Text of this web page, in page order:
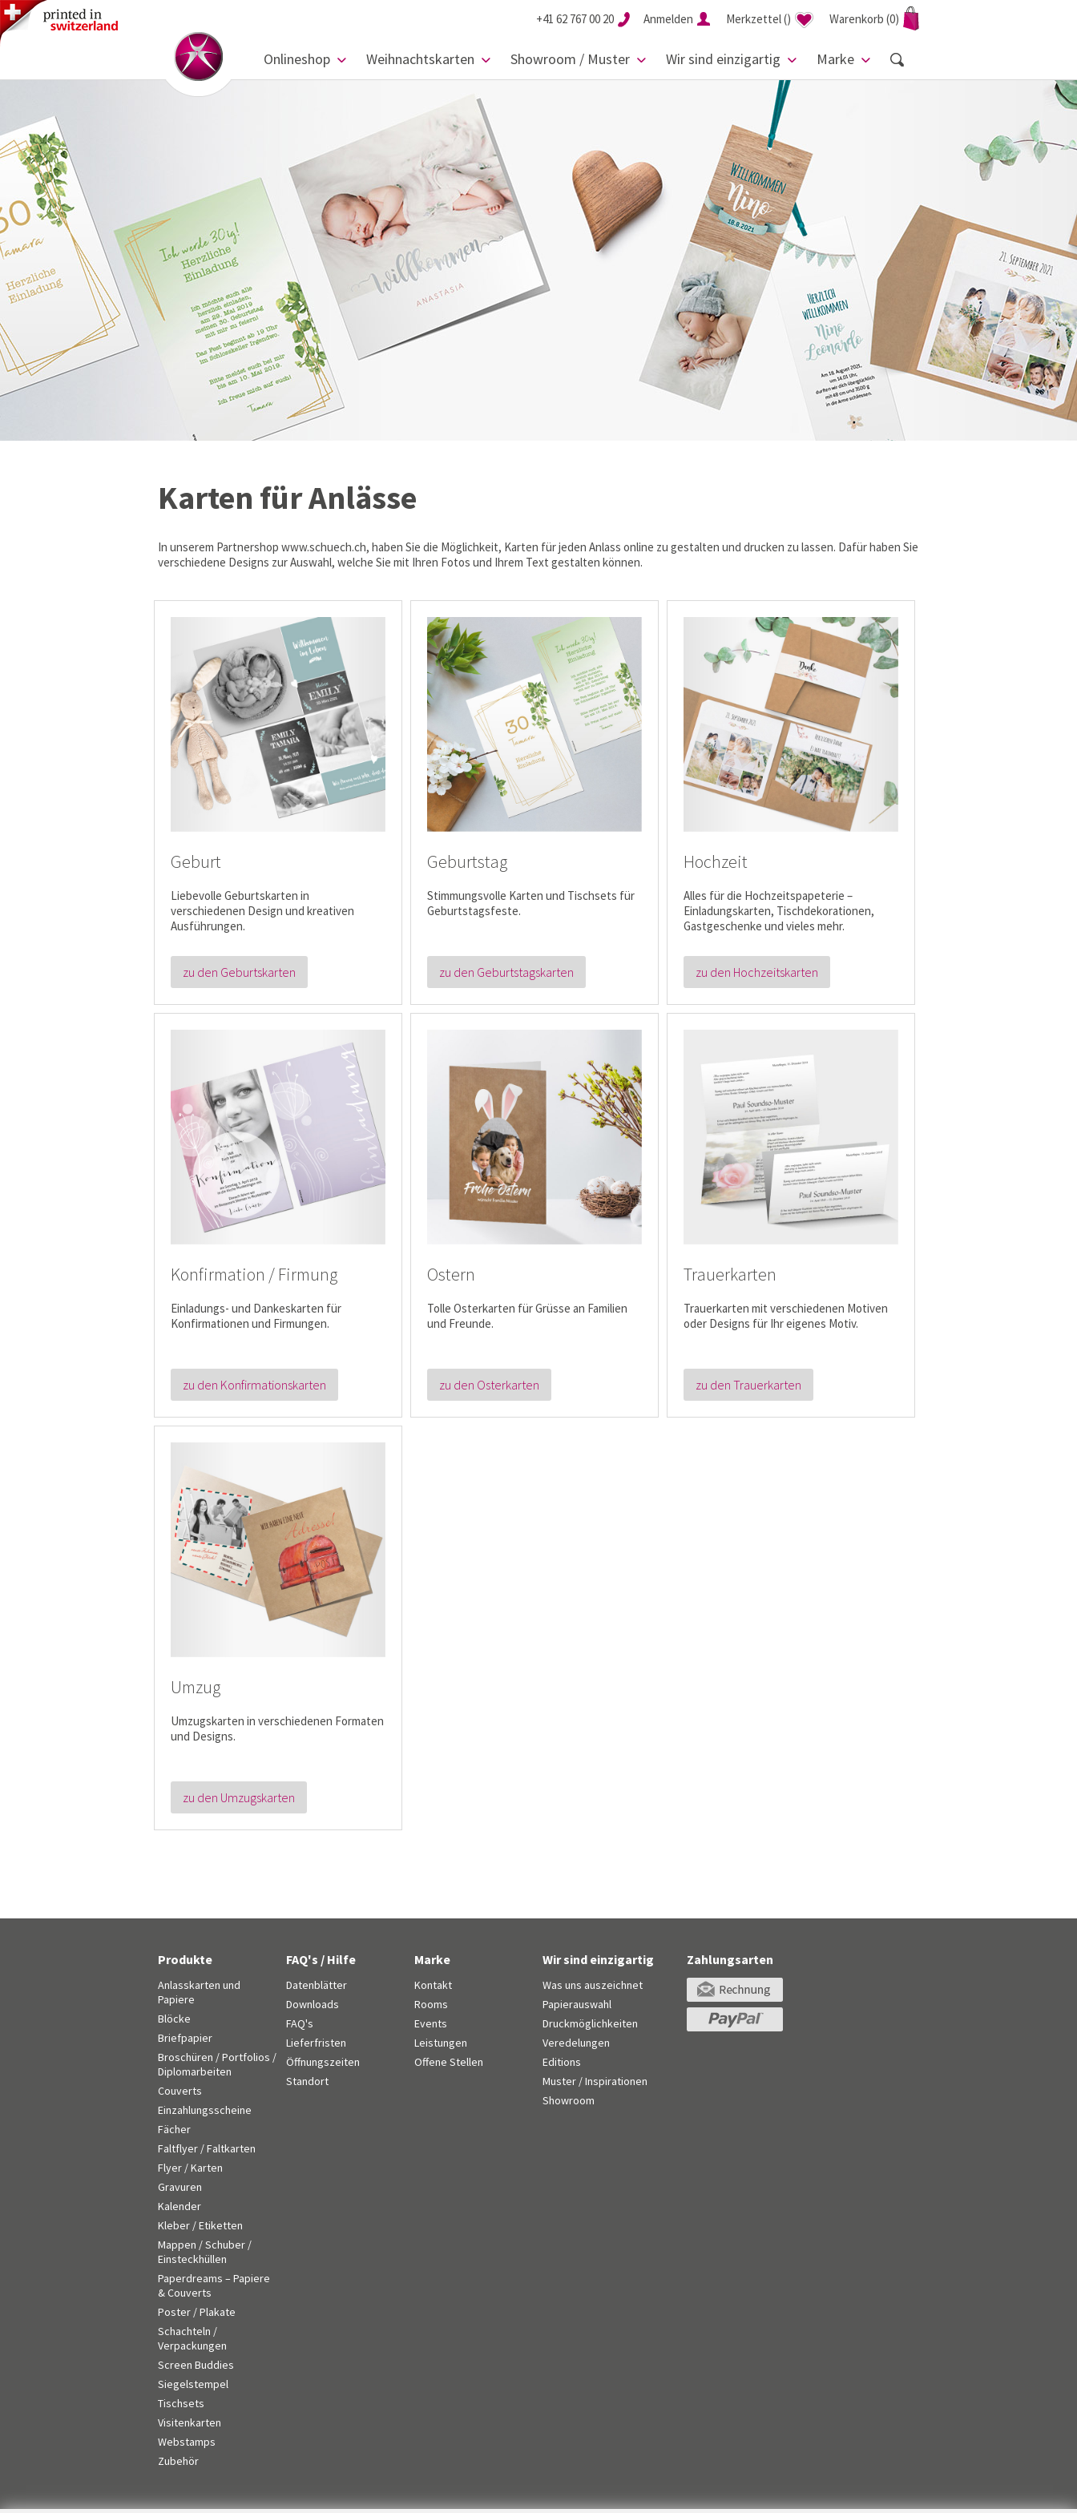
+41 62 767 00 20 Anmelden Merkzettel() Warenkorb (0)
Onlineshop Weihnachtskarten Showroom / Muster Wir sind einzigartig Marke
Karten für Anlässe
In unserem Partnershop www.schuech.ch, haben Sie die Möglichkeit, Karten für jeden Anlass online zu gestalten und drucken zu lassen. Dafür haben Sie
verschiedene Designs zur Auswahl, welche Sie mit Ihren Fotos und Ihrem Text gestalten können.
Geburt
Liebevolle Geburtskarten in
verschiedenen Design und kreativen
Ausführungen.
zu den Geburtskarten
Geburtstag
Stimmungsvolle Karten und Tischsets für
Geburtstagsfeste.
zu den Geburtstagskarten
Hochzeit
Alles für die Hochzeitspapeterie –
Einladungskarten, Tischdekorationen,
Gastgeschenke und vieles mehr.
zu den Hochzeitskarten
Konfirmation / Firmung
Einladungs- und Dankeskarten für
Konfirmationen und Firmungen.
zu den Konfirmationskarten
Ostern
Tolle Osterkarten für Grüsse an Familien
und Freunde.
zu den Osterkarten
Trauerkarten
Trauerkarten mit verschiedenen Motiven
oder Designs für Ihr eigenes Motiv.
zu den Trauerkarten
Umzug
Umzugskarten in verschiedenen Formaten
und Designs.
zu den Umzugskarten
Produkte
Anlasskarten und
Papiere
Blöcke
Briefpapier
Broschüren / Portfolios /
Diplomarbeiten
Couverts
Einzahlungsscheine
Fächer
Faltflyer / Faltkarten
Flyer / Karten
Gravuren
Kalender
Kleber / Etiketten
Mappen / Schuber /
Einsteckhüllen
Paperdreams – Papiere
& Couverts
Poster / Plakate
Schachteln /
Verpackungen
Screen Buddies
Siegelstempel
Tischsets
Visitenkarten
Webstamps
Zubehör
FAQ's / Hilfe
Datenblätter
Downloads
FAQ's
Lieferfristen
Öffnungszeiten
Standort
Marke
Kontakt
Rooms
Events
Leistungen
Offene Stellen
Wir sind einzigartig
Was uns auszeichnet
Papierauswahl
Druckmöglichkeiten
Veredelungen
Editions
Muster / Inspirationen
Showroom
Zahlungsarten